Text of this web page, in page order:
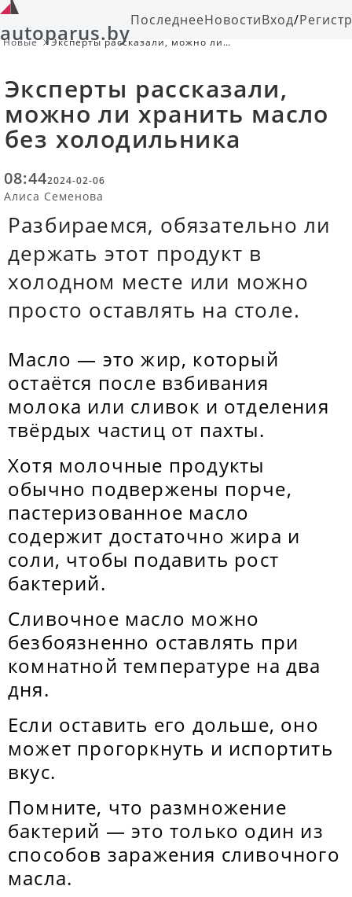
autoparus.byПоследнееНовостиВход/
Новые
Эксперты рассказали, можно ли
Эксперты рассказали,
можно ли хранить масло
без холодильника
08:442024-02-06
Алиса Семенова
Разбираемся, обязательно ли
держать этот продукт в
холодном месте или можно
просто оставлять на столе.
Масло — это жир, который
остаётся после взбивания
молока или сливок и отделения
твёрдых частиц от пахты.
Хотя молочные продукты
обычно подвержены порче,
пастеризованное масло
содержит достаточно жира и
соли, чтобы подавить рост
бактерий.
Сливочное масло можно
безбоязненно оставлять при
комнатной температуре на два
дня.
Если оставить его дольше, оно
может прогоркнуть и испортить
вкус.
Помните, что размножение
бактерий — это только один из
способов заражения сливочного
масла.